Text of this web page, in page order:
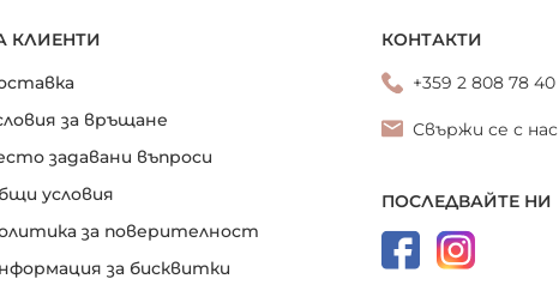
КЛИЕНТИ
за връщане
задавани въпроси
условия
за поверителност
за бисквитки
КОНТАКТИ
+359 2 808 78 40
Свържи се с нас
ПОСЛЕДВАЙТЕ НИ